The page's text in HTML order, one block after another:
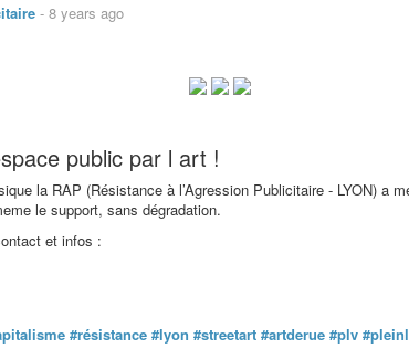
- 8 years ago
public par l art !
la RAP (Résistance à l’Agression Publicitaire - LYON) a
le support, sans dégradation.
et infos :
#résistance #lyon #streetart #artderue #plv